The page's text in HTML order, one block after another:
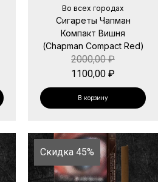
Во всех городах
Сигареты Чапман
Компакт Вишня
(Chapman Compact Red)
2000,00₽
1100,00 ₽
В корзину
Скидка 45%